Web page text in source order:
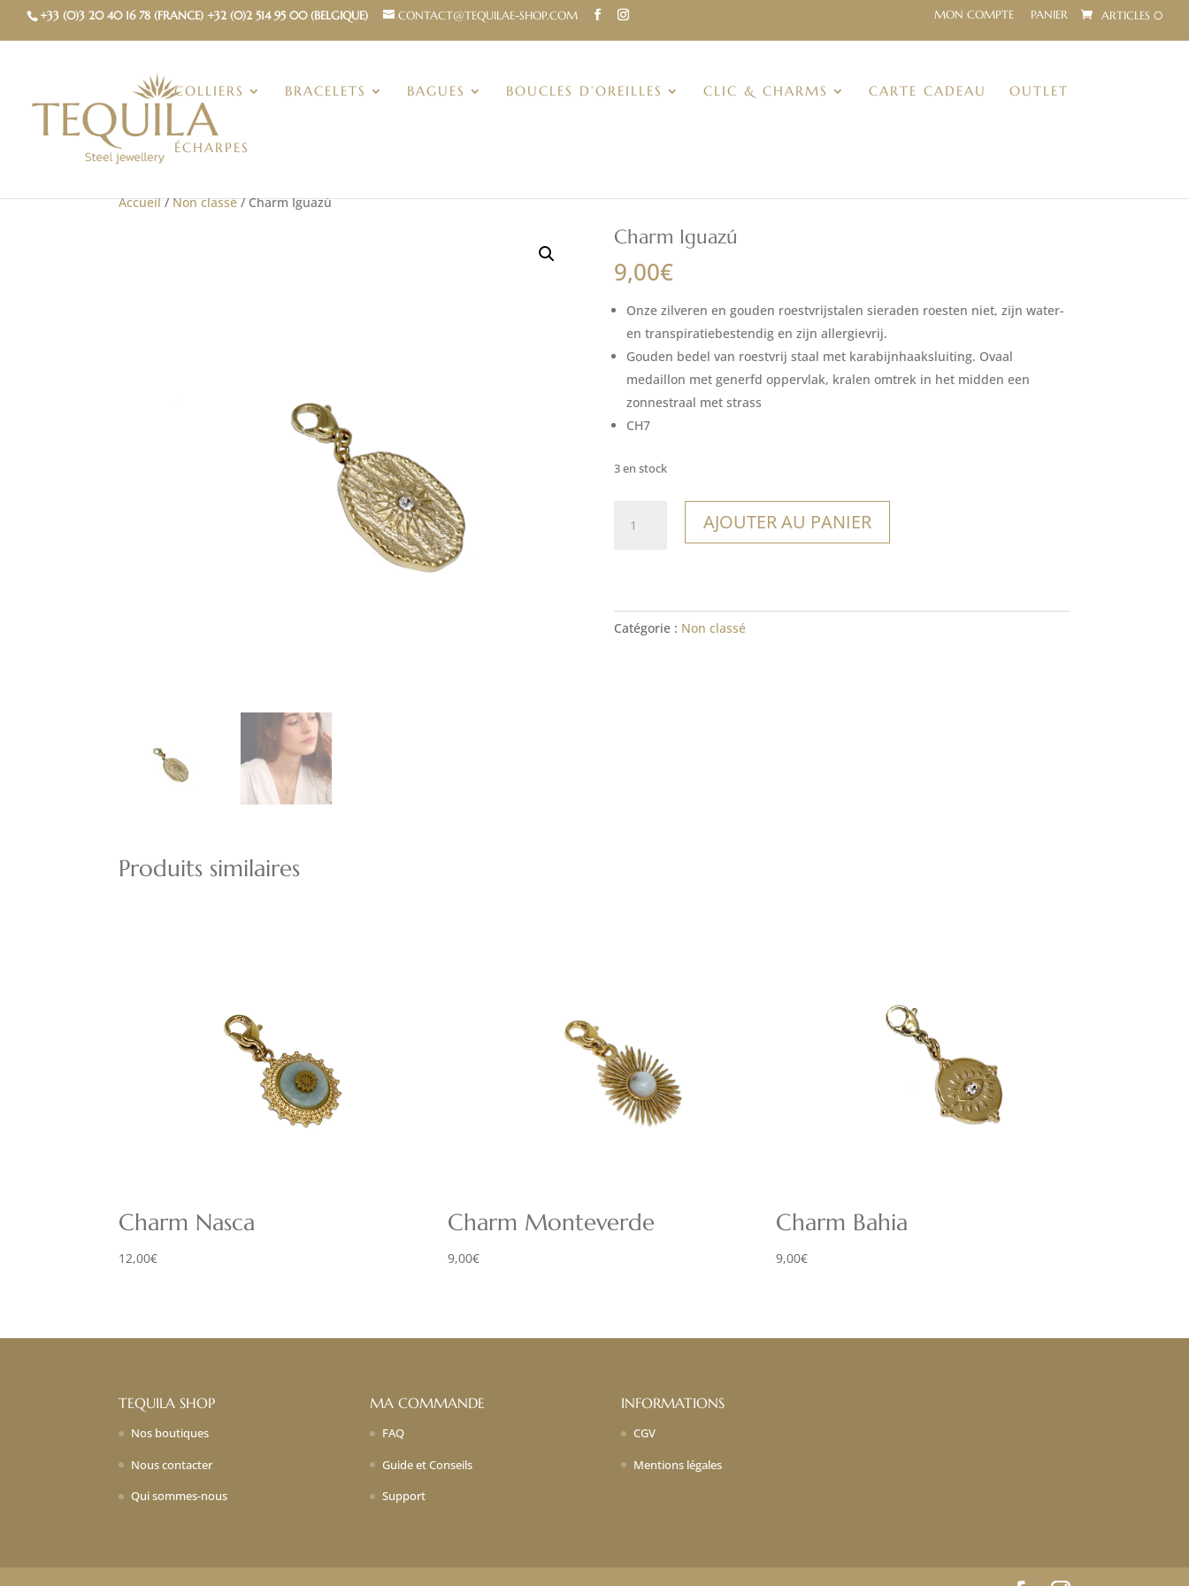
+33 (0)3 20 40 16 78 (FRANCE) +32 (0)2 514 95 00 (BELGIQUE) CONTACT@TEQUILAE-SHOP.COM MON COMPTE PANIER ARTICLES 0
COLLIERS BRACELETS BAGUES BOUCLES D’OREILLES CLIC & CHARMS CARTE CADEAU OUTLET
ÉCHARPES
Accueil/Non classé/ Charm Iguazú
Charm Iguazú
9,00€
Onze zilveren en gouden roestvrijstalen sieraden roesten niet, zijn water-
en transpiratiebestendig en zijn allergievrij.
Gouden bedel van roestvrij staal met karabijnhaaksluiting. Ovaal
medaillon met generfd oppervlak, kralen omtrek in het midden een
zonnestraal met strass
CH7
3 en stock
AJOUTER AU PANIER
Catégorie : Non classé
Produits similaires
Charm Nasca
12,00€
Charm Monteverde
9,00€
Charm Bahia
9,00€
TEQUILA SHOP
Nos boutiques
Nous contacter
Qui sommes-nous
MA COMMANDE
FAQ
Guide et Conseils
Support
INFORMATIONS
CGV
Mentions légales